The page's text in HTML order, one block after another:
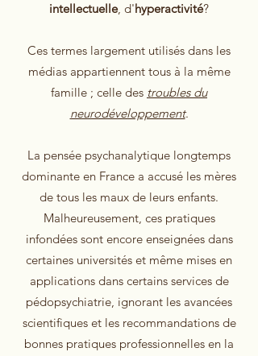
intellectuelle, d'hyperactivité?
Ces termes largement utilisés dans les
médias appartiennent tous à la même
famille ; celle des troubles du
neurodéveloppement.
La pensée psychanalytique longtemps
dominante en France a accusé les mères
de tous les maux de leurs enfants.
Malheureusement, ces pratiques
infondées sont encore enseignées dans
certaines universités et même mises en
applications dans certains services de
pédopsychiatrie, ignorant les avancées
scientifiques et les recommandations de
bonnes pratiques professionnelles en la